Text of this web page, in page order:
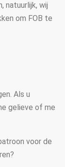
natuurlijk, wij
om FOB te
Als u
gelieve of me
voor de